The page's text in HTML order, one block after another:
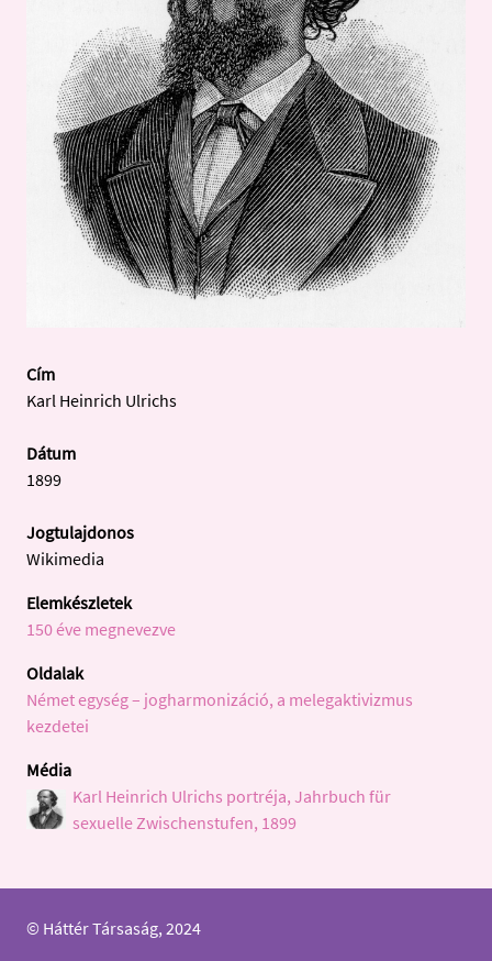
Cím
Karl Heinrich Ulrichs
Dátum
1899
Jogtulajdonos
Wikimedia
Elemkészletek
150 éve megnevezve
Oldalak
Német egység – jogharmonizáció, a melegaktivizmus
kezdetei
Média
Karl Heinrich Ulrichs portréja, Jahrbuch für
sexuelle Zwischenstufen, 1899
© Háttér Társaság, 2024